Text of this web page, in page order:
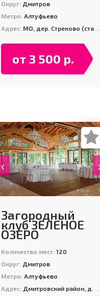
Округ: Дмитров
Метро: Алтуфьево
Адрес: МО, дер. Стреково (станция Турист, 45 км. от МКАД)
от 3 500 р.
‹
Загородный
клуб ЗЕЛЕНОЕ
ОЗЕРО
Количество мест: 120
Округ: Дмитров
Метро: Алтуфьево
Адрес: Дмитровский район, д. Шуколово, 201, корп. 5